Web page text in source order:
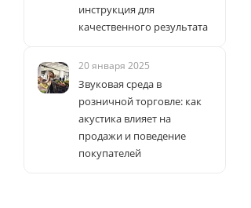
инструкция для
качественного результата
20 января 2025
Звуковая среда в
розничной торговле: как
акустика влияет на
продажи и поведение
покупателей